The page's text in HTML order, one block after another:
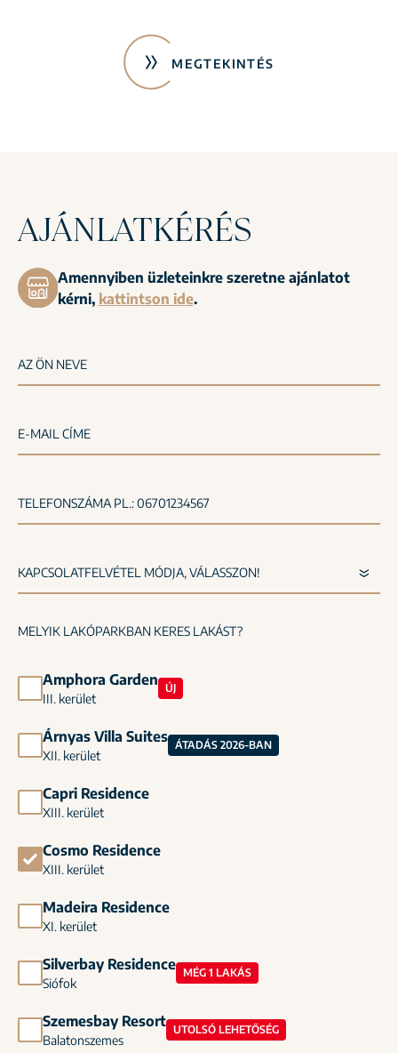
MEGTEKINTÉS
AJÁNLATKÉRÉS
Amennyiben üzleteinkre szeretne ajánlatot
kérni, kattintson ide.
AZ ÖN NEVE
E-MAIL CÍME
TELEFONSZÁMA PL.: 06701234567
MELYIK LAKÓPARKBAN KERES LAKÁST?
Amphora Garden
III. kerület
ÚJ
Árnyas Villa Suites
XII. kerület
ÁTADÁS 2026-BAN
Capri Residence
XIII. kerület
Cosmo Residence
XIII. kerület
Madeira Residence
XI. kerület
Silverbay Residence
Siófok
MÉG 1 LAKÁS
Szemesbay Resort
Balatonszemes
UTOLSÓ LEHETŐSÉG